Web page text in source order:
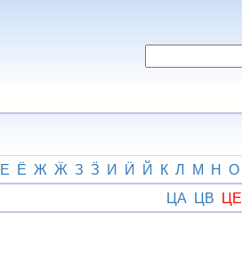
Е Ё Ж Ӝ З Ӟ И Ӥ Й К Л М Н О
ЦА ЦВ ЦЕ